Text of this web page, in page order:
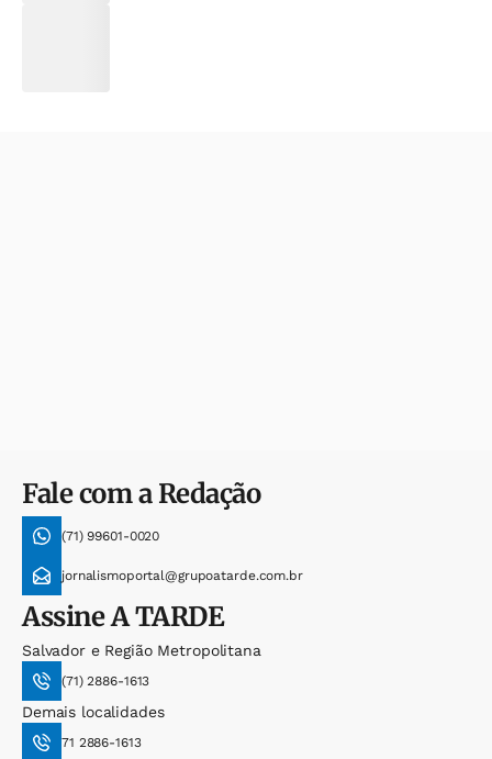
Fale com a Redação
(71) 99601-0020
jornalismoportal@grupoatarde.com.br
AssineA TARDE
Salvador e Região Metropolitana
(71) 2886-1613
Demais localidades
71 2886-1613